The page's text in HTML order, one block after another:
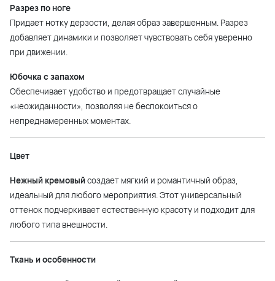
Разрез по ноге
Придает нотку дерзости, делая образ завершенным. Разрез
добавляет динамики и позволяет чувствовать себя уверенно
при движении.
Юбочка с запахом
Обеспечивает удобство и предотвращает случайные
«неожиданности», позволяя не беспокоиться о
непреднамеренных моментах.
Цвет
Нежный кремовыйсоздает мягкий и романтичный образ,
идеальный для любого мероприятия. Этот универсальный
оттенок подчеркивает естественную красоту и подходит для
любого типа внешности.
Ткань и особенности